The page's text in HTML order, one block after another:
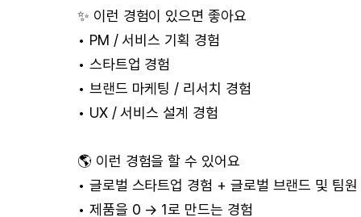
✨ 이런 경험이 있으면 좋아요
• PM / 서비스 기획 경험
• 스타트업 경험
• 브랜드 마케팅 / 리서치 경험
• UX / 서비스 설계 경험
🌎 이런 경험을 할 수 있어요
• 글로벌 스타트업 경험 + 글로벌 브랜드 및 팀원
• 제품을 0 → 1로 만드는 경험